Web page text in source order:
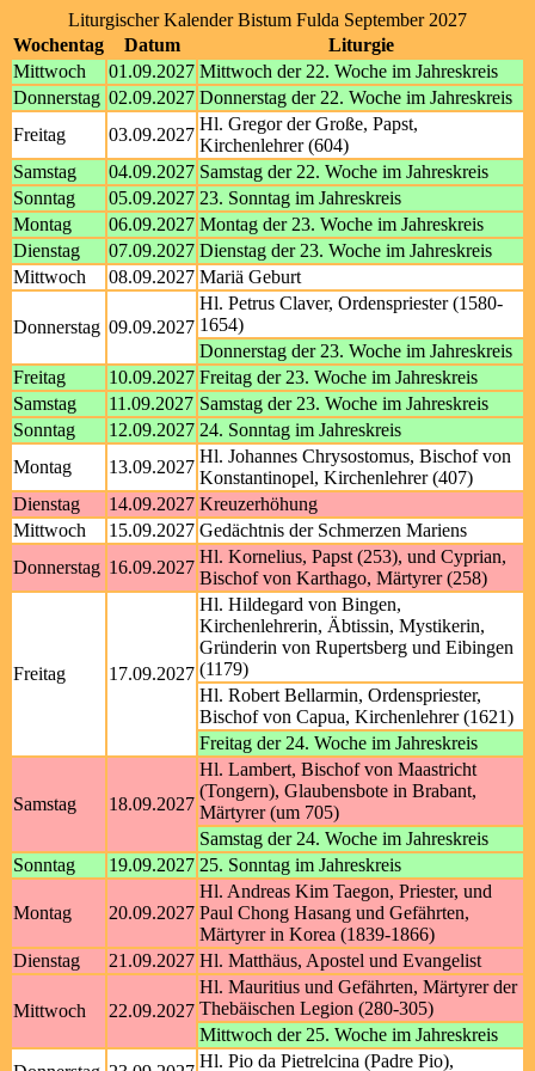
Liturgischer Kalender Bistum Fulda September 2027
Wochentag
Datum
Liturgie
Mittwoch
01.09.2027 Mittwoch der 22. Woche im Jahreskreis
Donnerstag 02.09.2027 Donnerstag der 22. Woche im Jahreskreis
Freitag
03.09.2027
Hl. Gregor der Große, Papst,
Kirchenlehrer (604)
Samstag
04.09.2027 Samstag der 22. Woche im Jahreskreis
Sonntag
05.09.2027 23. Sonntag im Jahreskreis
Montag
06.09.2027 Montag der 23. Woche im Jahreskreis
Dienstag
07.09.2027 Dienstag der 23. Woche im Jahreskreis
Mittwoch
08.09.2027 Mariä Geburt
Donnerstag 09.09.2027
Hl. Petrus Claver, Ordenspriester (1580-
1654)
Donnerstag der 23. Woche im Jahreskreis
Freitag
10.09.2027 Freitag der 23. Woche im Jahreskreis
Samstag
11.09.2027 Samstag der 23. Woche im Jahreskreis
Sonntag
12.09.2027 24. Sonntag im Jahreskreis
Montag
13.09.2027
Hl. Johannes Chrysostomus, Bischof von
Konstantinopel, Kirchenlehrer (407)
Dienstag
14.09.2027 Kreuzerhöhung
Mittwoch
15.09.2027 Gedächtnis der Schmerzen Mariens
Donnerstag 16.09.2027
Hl. Kornelius, Papst (253), und Cyprian,
Bischof von Karthago, Märtyrer (258)
Freitag 17.09.2027
Hl. Hildegard von Bingen,
Kirchenlehrerin, Äbtissin, Mystikerin,
Gründerin von Rupertsberg und Eibingen
(1179)
Hl. Robert Bellarmin, Ordenspriester,
Bischof von Capua, Kirchenlehrer (1621)
Freitag der 24. Woche im Jahreskreis
Samstag 18.09.2027
Hl. Lambert, Bischof von Maastricht
(Tongern), Glaubensbote in Brabant,
Märtyrer (um 705)
Samstag der 24. Woche im Jahreskreis
Sonntag
19.09.2027 25. Sonntag im Jahreskreis
Montag 20.09.2027
Hl. Andreas Kim Taegon, Priester, und
Paul Chong Hasang und Gefährten,
Märtyrer in Korea (1839-1866)
Dienstag
21.09.2027 Hl. Matthäus, Apostel und Evangelist
Mittwoch 22.09.2027
Hl. Mauritius und Gefährten, Märtyrer der
Thebäischen Legion (280-305)
Mittwoch der 25. Woche im Jahreskreis
Hl. Pio da Pietrelcina (Padre Pio),